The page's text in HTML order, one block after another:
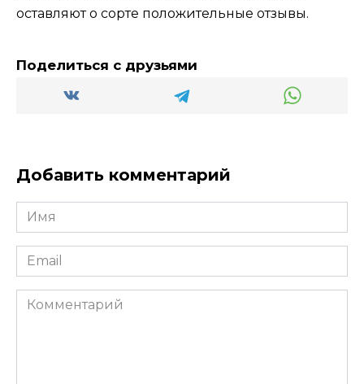
оставляют о сорте положительные отзывы.
Поделиться с друзьями
Добавить комментарий
Имя
Email
Комментарий